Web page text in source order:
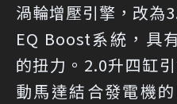
渦輪增壓引擎，改為
EQ Boost系統，具
的扭力。2.0升四缸
動馬達結合發電機